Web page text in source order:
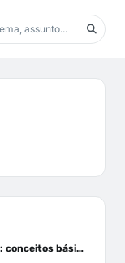
Intubação Orotraqueal: conceitos básicos